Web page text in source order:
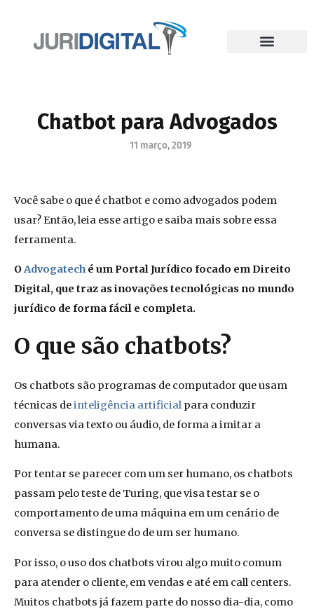
Chatbot para Advogados
11 março, 2019
Você sabe o que é chatbot e como advogados podem
usar? Então, leia esse artigo e saiba mais sobre essa
ferramenta.
OAdvogateché um Portal Jurídico focado em Direito
Digital, que traz as inovações tecnológicas no mundo
jurídico de forma fácil e completa.
O que são chatbots?
Os chatbots são programas de computador que usam
técnicas deinteligência artificial para conduzir
conversas via texto ou áudio, de forma a imitar a
humana.
Por tentar se parecer com um ser humano, os chatbots
passam pelo teste de Turing, que visa testar se o
comportamento de uma máquina em um cenário de
conversa se distingue do de um ser humano.
Por isso, o uso dos chatbots virou algo muito comum
para atender o cliente, em vendas e até em call centers.
Muitos chatbots já fazem parte do nosso dia-dia, como